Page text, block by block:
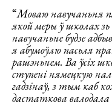
“Моваю навучаньня
якой меры ў школах
навучаньне будзе
я абумоўлю пасьля
рашэньнем. Ва ўсіх
ступені нямецкую
гадзінаў, з тым каб
дастаткова валодала